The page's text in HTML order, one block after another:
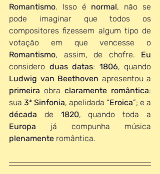
Romantismo. Isso é normal, não se
pode imaginar que todos os
compositores fizessem algum tipo de
Romantismo, assim, de chofre.
Eu
considero duas datas: 1806
Ludwig van Beethoven
primeira obra claramente romântica:
sua 3ª Sinfonia, apelidada “Eroica
década de 1820
Europa
plenamente romântica.